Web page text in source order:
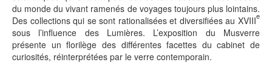
du monde du vivant ramenés de voyages toujours plus lointains.
Des collections qui se sont rationalisées et diversifiées au XVIIIe
sous l’influence des Lumières. L’exposition du Musverre
présente un florilège des différentes facettes du cabinet de
curiosités, réinterprétées par le verre contemporain.